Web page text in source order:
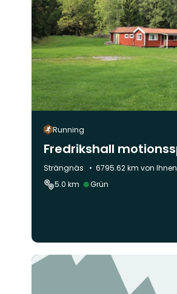
Running
Fredrikshall
Gemeinde:
Strängnäs
6795.62 km von
5.0 km
Schwierigkeit:
Grün